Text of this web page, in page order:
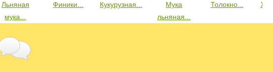
Льняная
мука...
Финики... Кукурузная...
Мука
льняная...
Толокно...